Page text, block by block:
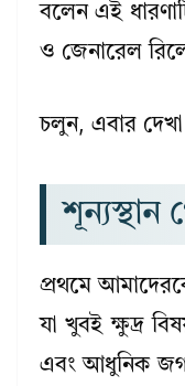
বলেন এই
ও জেনারেল
চলুন, এবার দেখা
শূন্যস্থান
প্রথমে
যা খুবই ক্ষুদ্র
এবং আধুনিক